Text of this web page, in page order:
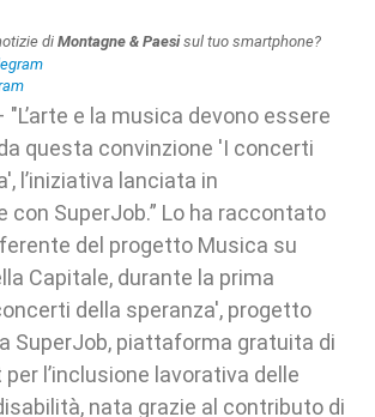
di Montagne & Paesisul tuo smartphone?
e la musica devono essere
questa convinzione 'I concerti
l’iniziativa lanciata in
con SuperJob.” Lo ha raccontato
del progetto Musica su
Capitale, durante la prima
della speranza', progetto
SuperJob, piattaforma gratuita di
l’inclusione lavorativa delle
nata grazie al contributo di